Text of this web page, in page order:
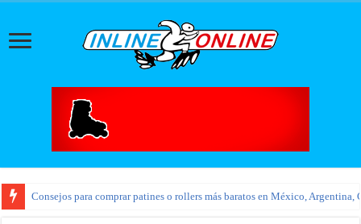
Consejos para comprar patines o rollers más baratos en México, Argentina,